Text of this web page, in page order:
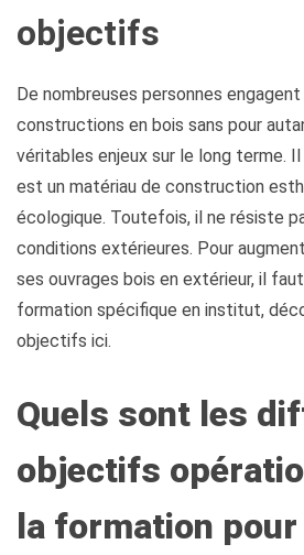
objectifs
De nombreuses personnes
constructions en bois sans pour
véritables enjeux sur le long terme.
est un matériau de construction
écologique. Toutefois, il ne résiste
conditions extérieures. Pour
ses ouvrages bois en extérieur, il
formation spécifique en institut,
objectifs ici.
Quels sont les
objectifs
la formation pour